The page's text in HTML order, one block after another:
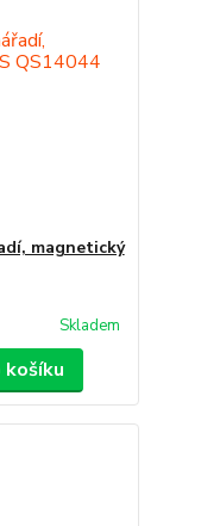
magnetický
Skladem